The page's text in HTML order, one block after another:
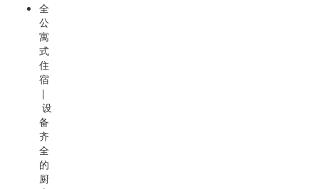
全
公
寓
式
住
宿
|
设
备
齐
全
的
厨